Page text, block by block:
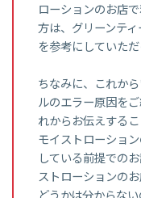
ローションのお店
方は、グリーンテ
を参考にしていただ
ちなみに、これか
ルのエラー原因を
れからお伝えする
モイストローショ
している前提での
ストローションの